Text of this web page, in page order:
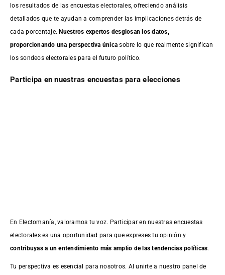
los resultados de las encuestas electorales, ofreciendo análisis
detallados que te ayudan a comprender las implicaciones detrás de
cada porcentaje.Nuestros expertos desglosan los datos,
proporcionando una perspectiva única sobre lo que realmente significan
los sondeos electorales para el futuro político.
Participa en nuestras encuestas para elecciones
En Electomanía, valoramos tu voz. Participar en nuestras encuestas
electorales es una oportunidad para que expreses tu opinión y
contribuyas a un entendimiento más amplio de las tendencias políticas.
Tu perspectiva es esencial para nosotros. Al unirte a nuestro panel de